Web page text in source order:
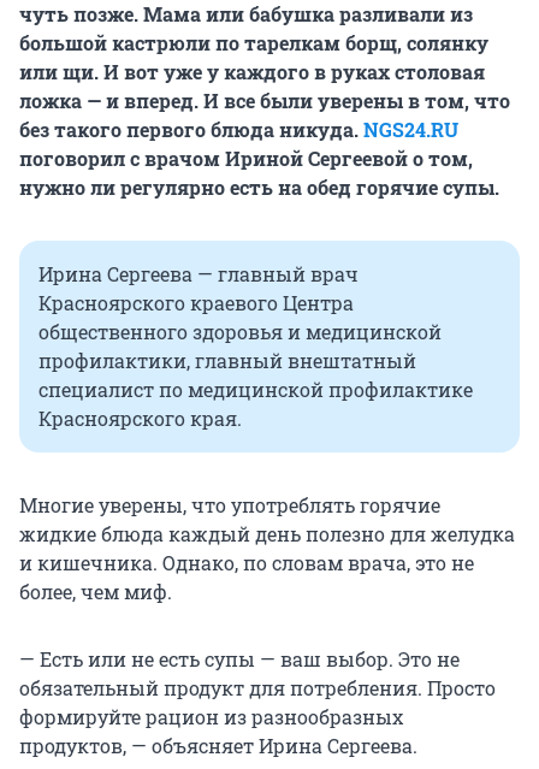
чуть позже. Мама или бабушка разливали из
большой кастрюли по тарелкам борщ, солянку
или щи. И вот уже у каждого в руках столовая
ложка — и вперед. И все были уверены в том, что
без такого первого блюда никуда.NGS24.RU
поговорил с врачом Ириной Сергеевой о том,
нужно ли регулярно есть на обед горячие супы.
Ирина Сергеева — главный врач
Красноярского краевого Центра
общественного здоровья и медицинской
профилактики, главный внештатный
специалист по медицинской профилактике
Красноярского края.
Многие уверены, что употреблять горячие
жидкие блюда каждый день полезно для желудка
и кишечника. Однако, по словам врача, это не
более, чем миф.
— Есть или не есть супы — ваш выбор. Это не
обязательный продукт для потребления. Просто
формируйте рацион из разнообразных
продуктов, — объясняет Ирина Сергеева.